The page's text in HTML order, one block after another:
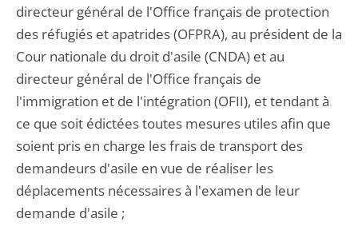
directeur général de l'Office français de protection
des réfugiés et apatrides (OFPRA), au président de la
Cour nationale du droit d'asile (CNDA) et au
directeur général de l'Office français de
l'immigration et de l'intégration (OFII), et tendant à
ce que soit édictées toutes mesures utiles afin que
soient pris en charge les frais de transport des
demandeurs d'asile en vue de réaliser les
déplacements nécessaires à l'examen de leur
demande d'asile ;